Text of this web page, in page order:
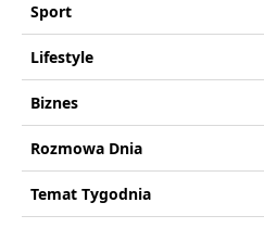
Sport
Lifestyle
Biznes
Rozmowa Dnia
Temat Tygodnia